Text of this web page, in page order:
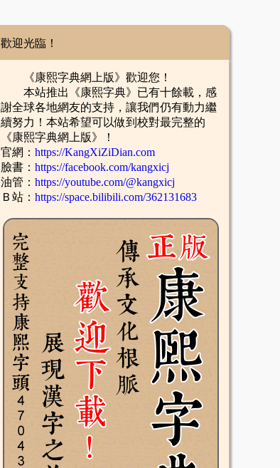
歡迎光臨！
《康熙字典網上版》歡迎您！
本站推出《康熙字典》已有十餘載，感
謝全球各地網友的支持，讓我們仍有動力繼
續努力！本站希望可以做到校對最完整的
《康熙字典網上版》！
官網： https://KangXiZiDian.com
臉書： https://facebook.com/kangxicj
油管： https://youtube.com/@kangxicj
Ｂ站： https://space.bilibili.com/362131683